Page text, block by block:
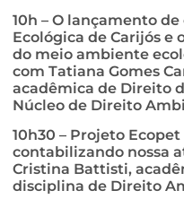
10h – O lançamento
Ecológica de Carijós e
do meio ambiente
com Tatiana Gomes
acadêmica de Direito
Núcleo de Direito
10h30 – Projeto
contabilizando nossa
Cristina Battisti,
disciplina de Direito